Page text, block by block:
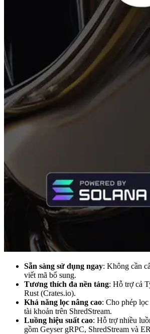
Sẵn sàng sử dụng ngay: Không cần
viết mã bổ sung.
Tương thích đa nền tảng: Hỗ trợ cả
Rust (Crates.io).
Khả năng lọc nâng cao: Cho phép
tài khoản trên ShredStream.
Luồng hiệu suất cao: Hỗ trợ nhiều
gồm Geyser gRPC, ShredStream và